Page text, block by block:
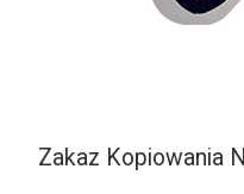
Zakaz Kopiowania